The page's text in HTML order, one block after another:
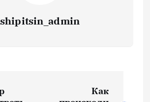
shipitsin_admin
Как